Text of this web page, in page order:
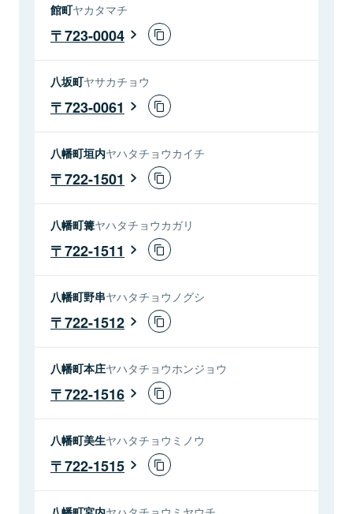
館町ヤカタマチ
723-0004
八坂町ヤサカチョウ
723-0061
八幡町垣内ヤハタチョウカイチ
722-1501
八幡町篝ヤハタチョウカガリ
722-1511
八幡町野串ヤハタチョウノグシ
722-1512
八幡町本庄ヤハタチョウホンジョウ
722-1516
八幡町美生ヤハタチョウミノウ
722-1515